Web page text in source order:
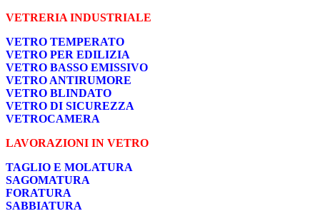
VETRERIA INDUSTRIALE
VETRO TEMPERATO
VETRO PER EDILIZIA
VETRO BASSO EMISSIVO
VETRO ANTIRUMORE
VETRO BLINDATO
VETRO DI SICUREZZA
VETROCAMERA
LAVORAZIONI IN VETRO
TAGLIO E MOLATURA
SAGOMATURA
FORATURA
SABBIATURA